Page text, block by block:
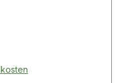
Sicherungsstift
Sicherungsring Ø: